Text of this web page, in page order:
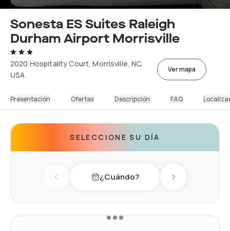
Sonesta ES Suites Raleigh
Durham Airport Morrisville
2020 Hospitality Court, Morrisville, NC,
USA
Ver mapa
Presentación Ofertas Descripción FAQ
SELECCIONE SU DÍA
Previous day¿Cuándo? Next day